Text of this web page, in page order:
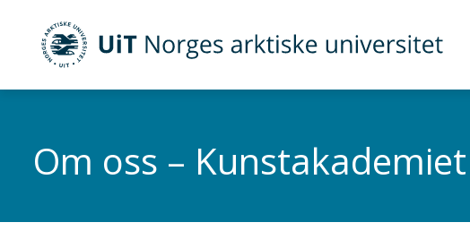
Gå til hovedinnhold
UiT Norges arktiske universitet
Om oss – Kunstakademiet